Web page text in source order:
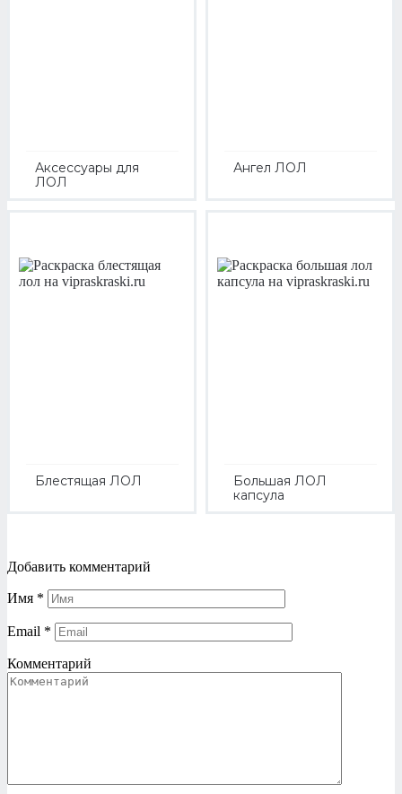
Аксессуары для
ЛОЛ
Ангел ЛОЛ
Блестящая ЛОЛ
Большая ЛОЛ
капсула
Добавить комментарий
Имя *
Email *
Комментарий